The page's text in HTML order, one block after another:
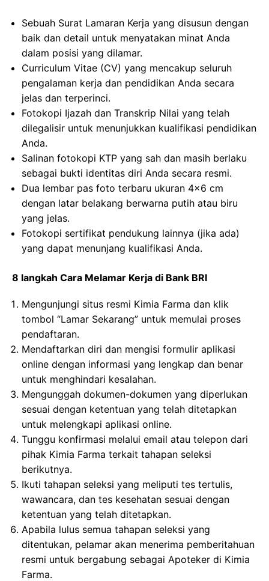
Sebuah Surat Lamaran Kerja yang disusun dengan
baik dan detail untuk menyatakan minat Anda
dalam posisi yang dilamar.
Curriculum Vitae (CV) yang mencakup seluruh
pengalaman kerja dan pendidikan Anda secara
jelas dan terperinci.
Fotokopi Ijazah dan Transkrip Nilai yang telah
dilegalisir untuk menunjukkan kualifikasi pendidikan
Anda.
Salinan fotokopi KTP yang sah dan masih berlaku
sebagai bukti identitas diri Anda secara resmi.
Dua lembar pas foto terbaru ukuran 4×6 cm
dengan latar belakang berwarna putih atau biru
yang jelas.
Fotokopi sertifikat pendukung lainnya (jika ada)
yang dapat menunjang kualifikasi Anda.
8 langkah Cara Melamar Kerja di Bank BRI
Mengunjungi situs resmi Kimia Farma dan klik
tombol “Lamar Sekarang” untuk memulai proses
pendaftaran.
Mendaftarkan diri dan mengisi formulir aplikasi
online dengan informasi yang lengkap dan benar
untuk menghindari kesalahan.
Mengunggah dokumen-dokumen yang diperlukan
sesuai dengan ketentuan yang telah ditetapkan
untuk melengkapi aplikasi online.
Tunggu konfirmasi melalui email atau telepon dari
pihak Kimia Farma terkait tahapan seleksi
berikutnya.
Ikuti tahapan seleksi yang meliputi tes tertulis,
wawancara, dan tes kesehatan sesuai dengan
ketentuan yang telah ditetapkan.
Apabila lulus semua tahapan seleksi yang
ditentukan, pelamar akan menerima pemberitahuan
resmi untuk bergabung sebagai Apoteker di Kimia
Farma.